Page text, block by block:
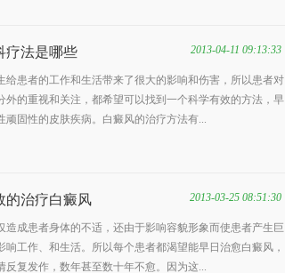
疗法是哪些 2013-04-11 09:13:33
给患者的工作和生活带来了很大的影响和伤害，所以患者对
外的重视和关注，都希望可以找到一个科学有效的方法，早
顽固性的皮肤疾病。白癜风的治疗方法有...
的治疗白癜风 2013-03-25 08:51:30
造成患者身体的不适，还由于影响容貌形象而使患者产生巨
响工作、和生活。所以每个患者都渴望能早日治愈白癜风，
反复发作，数年甚至数十年不愈。因为这...